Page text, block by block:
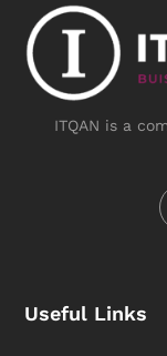
ITQAN is a
Useful Links